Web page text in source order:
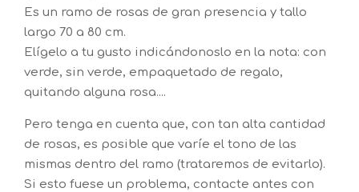
Es un ramo de rosas de gran presencia y tallo
largo 70 a 80 cm.
Elígelo a tu gusto indicándonoslo en la nota: con
verde, sin verde, empaquetado de regalo,
quitando alguna rosa....
Pero tenga en cuenta que, con tan alta cantidad
de rosas, es posible que varíe el tono de las
mismas dentro del ramo (trataremos de evitarlo).
Si esto fuese un problema, contacte antes con